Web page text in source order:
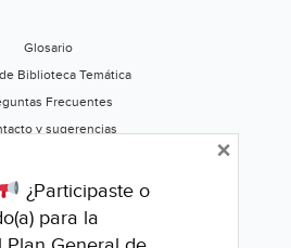
Glosario
Biblioteca Temática
Frecuentes
y sugerencias
Califica este portal
¿Participaste o
para la
×